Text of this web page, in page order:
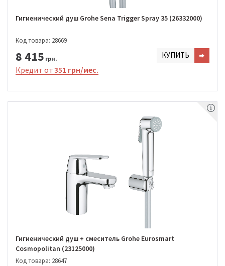
Гигиенический душ Grohe Sena Trigger Spray 35 (26332000)
Код товара: 28669
8 415 грн. КУПИТЬ
Кредит от351 грн/мес.
Гигиенический душ + смеситель Grohe Eurosmart
Cosmopolitan (23125000)
Код товара: 28647